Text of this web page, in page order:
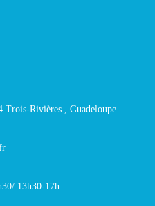
Trois-Rivières , Guadeloupe
13h30-17h